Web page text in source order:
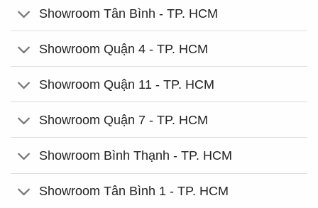
Showroom Tân Bình - TP. HCM
Showroom Quận 4 - TP. HCM
Showroom Quận 11 - TP. HCM
Showroom Quận 7 - TP. HCM
Showroom Bình Thạnh - TP. HCM
Showroom Tân Bình 1 - TP. HCM